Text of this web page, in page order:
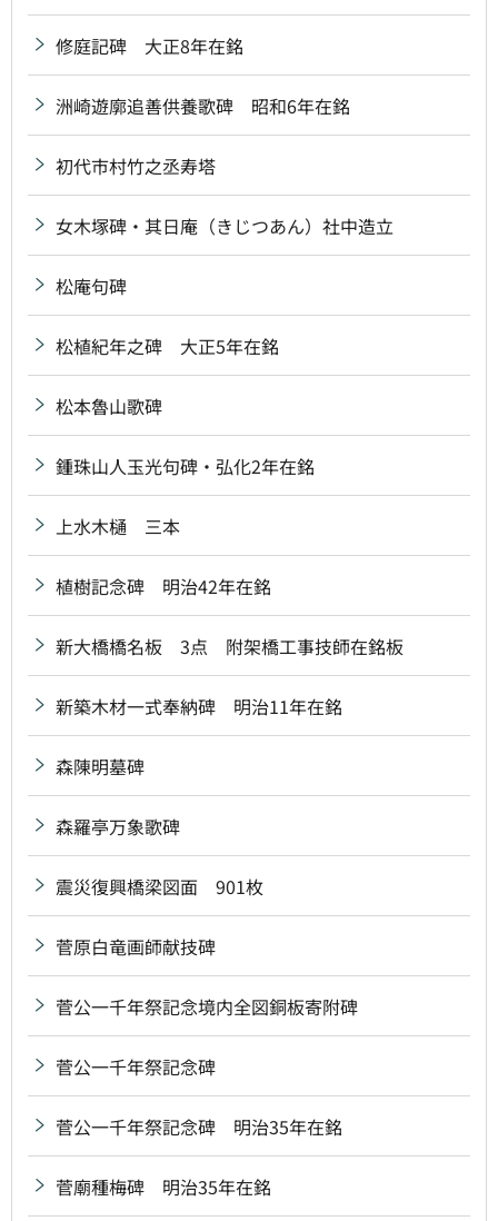
修庭記碑 大正8年在銘
洲崎遊廓追善供養歌碑 昭和6年在銘
初代市村竹之丞寿塔
女木塚碑・其日庵（きじつあん）社中造立
松庵句碑
松植紀年之碑 大正5年在銘
松本魯山歌碑
鍾珠山人玉光句碑・弘化2年在銘
上水木樋 三本
植樹記念碑 明治42年在銘
新大橋橋名板 3点 附架橋工事技師在銘板
新築木材一式奉納碑 明治11年在銘
森陳明墓碑
森羅亭万象歌碑
震災復興橋梁図面 901枚
菅原白竜画師献技碑
菅公一千年祭記念境内全図銅板寄附碑
菅公一千年祭記念碑
菅公一千年祭記念碑 明治35年在銘
菅廟種梅碑 明治35年在銘